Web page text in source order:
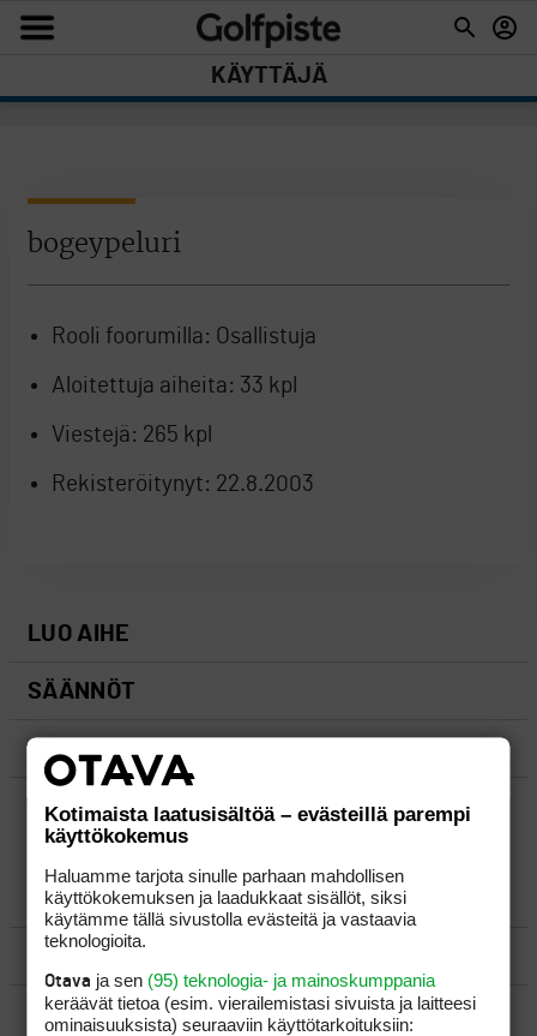
KÄYTTÄJÄ
bogeypeluri
Rooli foorumilla: Osallistuja
Aloitettuja aiheita: 33 kpl
Viestejä: 265 kpl
Rekisteröitynyt: 22.8.2003
LUO AIHE
SÄÄNNÖT
OHJEET
UUSIMMAT VIESTIKETJUT
YLEISTÄ
VÄLINEET
MATKAILU
Kotimaista laatusisältöä – evästeillä parempi
käyttökokemus
Haluamme tarjota sinulle parhaan mahdollisen
käyttökokemuksen ja laadukkaat sisällöt, siksi
käytämme tällä sivustolla evästeitä ja vastaavia
teknologioita.
Otava ja sen (95) teknologia- ja mainoskumppania
keräävät tietoa (esim. vierailemis­tasi sivuista ja laitteesi
ominaisuuk­sista) seuraaviin käyttötarkoituksiin: